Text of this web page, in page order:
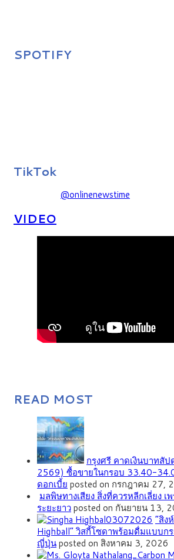
SPOTIFY
TikTok
@onlinenewstime
VIDEO
READ MOST
กรุงศรี คาดเงินบาทสั
2569) ซื้อขายในกรอบ 33.40-
ดอกเบี้ย posted on กรกฎาคม 27,
มลพิษทางเสียง สิ่งที่ควรหลีกเลี่ยง เ
ระยะยาวposted on กันยายน 13,
“สิง
Highball” วิสกี้โซดาพร้อมดื่มแบบก
ญี่ปุ่นposted on สิงหาคม 3, 2026